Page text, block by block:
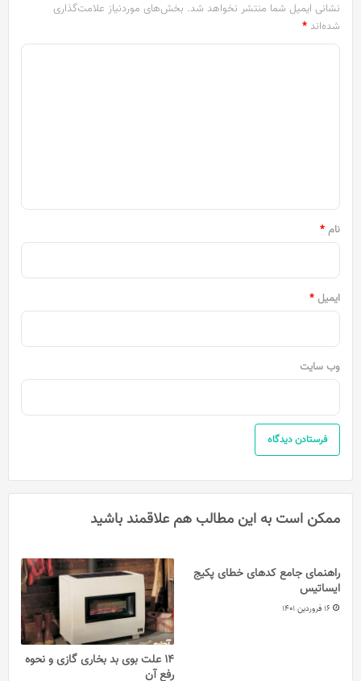
نشانی ایمیل شما منتشر نخواهد شد. بخش‌های موردنیاز علامت‌گذاری
شده‌اند *
نام *
ایمیل *
وب‌ سایت
ممکن است به این مطالب هم علاقمند باشید
راهنمای جامع کدهای خطای پکیج
ایساتیس
16 فروردین 1401
14 علت بوی بد بخاری گازی و نحوه
رفع آن